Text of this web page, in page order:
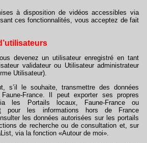
à disposition de vidéos accessibles via
ces fonctionnalités, vous acceptez de fait
devenez un utilisateur enregistré en tant
validateur ou Utilisateur administrateur
Utilisateur).
s’il le souhaite, transmettre des données
France. Il peut exporter ses propres
les Portails locaux, Faune-France ou
pour les informations hors de France
les données autorisées sur les portails
de recherche ou de consultation et, sur
via la fonction «Autour de moi».